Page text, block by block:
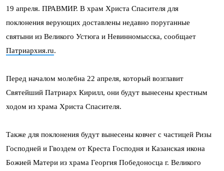
19 апреля. ПРАВМИР. В храм Христа Спасителя для
поклонения верующих доставлены недавно поруганные
святыни из Великого Устюга и Невинномысска, сообщает
Патриархия.ru.
Перед началом молебна 22 апреля, который возглавит
Святейший Патриарх Кирилл, они будут вынесены крестным
ходом из храма Христа Спасителя.
Также для поклонения будут вынесены ковчег с частицей Ризы
Господней и Гвоздем от Креста Господня и Казанская икона
Божией Матери из храма Георгия Победоносца г. Великого